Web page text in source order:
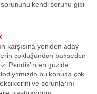
kendi sorunu gibi
karşısına yeniden aday
çokluğundan bahseden
Pendik’in en güzide
bu konuda çok
ve sorunlarını